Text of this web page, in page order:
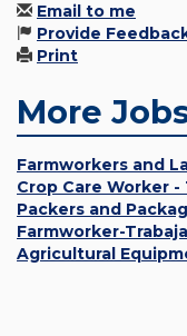
Email to me
Provide
Print
More
Farmworkers and
Crop Care Worker
Packers and
Farmworker-
Agricultural